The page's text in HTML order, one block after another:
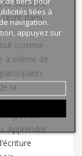
la Semaine
dans
comme
à même de
la
de
Apprendre
liées à
navigation.
appuyez sur